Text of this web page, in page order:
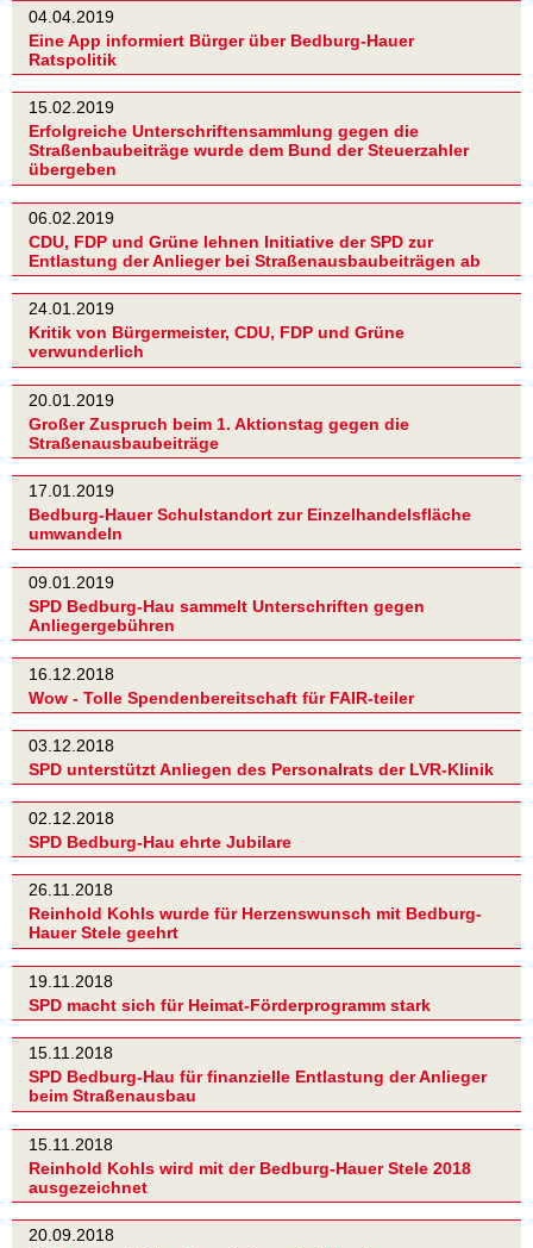
04.04.2019
Eine App informiert Bürger über Bedburg-Hauer
Ratspolitik
15.02.2019
Erfolgreiche Unterschriftensammlung gegen die
Straßenbaubeiträge wurde dem Bund der Steuerzahler
übergeben
06.02.2019
CDU, FDP und Grüne lehnen Initiative der SPD zur
Entlastung der Anlieger bei Straßenausbaubeiträgen ab
24.01.2019
Kritik von Bürgermeister, CDU, FDP und Grüne
verwunderlich
20.01.2019
Großer Zuspruch beim 1. Aktionstag gegen die
Straßenausbaubeiträge
17.01.2019
Bedburg-Hauer Schulstandort zur Einzelhandelsfläche
umwandeln
09.01.2019
SPD Bedburg-Hau sammelt Unterschriften gegen
Anliegergebühren
16.12.2018
Wow - Tolle Spendenbereitschaft für FAIR-teiler
03.12.2018
SPD unterstützt Anliegen des Personalrats der LVR-Klinik
02.12.2018
SPD Bedburg-Hau ehrte Jubilare
26.11.2018
Reinhold Kohls wurde für Herzenswunsch mit Bedburg-
Hauer Stele geehrt
19.11.2018
SPD macht sich für Heimat-Förderprogramm stark
15.11.2018
SPD Bedburg-Hau für finanzielle Entlastung der Anlieger
beim Straßenausbau
15.11.2018
Reinhold Kohls wird mit der Bedburg-Hauer Stele 2018
ausgezeichnet
20.09.2018